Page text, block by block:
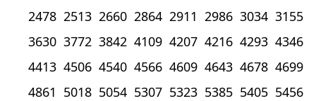
2478 2513 2660 2864 2911 2986 3034 3155
3630 3772 3842 4109 4207 4216 4293 4346
4413 4506 4540 4566 4609 4643 4678 4699
4861 5018 5054 5307 5323 5385 5405 5456